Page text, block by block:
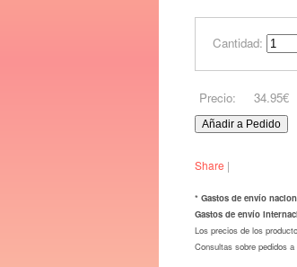
Cantidad:
34.95€
Precio:
Share |
* Gastos de envío
Gastos de envío
Los precios de los
Consultas sobre pedidos a